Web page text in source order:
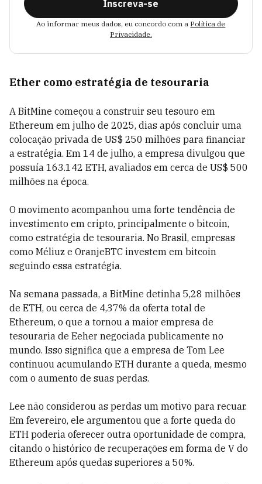
Inscreva-se
Ao informar meus dados, eu concordo com a Política de
Privacidade.
Ether como estratégia de tesouraria
A BitMine começou a construir seu tesouro em
Ethereum em julho de 2025, dias após concluir uma
colocação privada de US$ 250 milhões para financiar
a estratégia. Em 14 de julho, a empresa divulgou que
possuía 163.142 ETH, avaliados em cerca de US$ 500
milhões na época.
O movimento acompanhou uma forte tendência de
investimento em cripto, principalmente o bitcoin,
como estratégia de tesouraria. No Brasil, empresas
como Méliuz e OranjeBTC investem em bitcoin
seguindo essa estratégia.
Na semana passada, a BitMine detinha 5,28 milhões
de ETH, ou cerca de 4,37% da oferta total de
Ethereum, o que a tornou a maior empresa de
tesouraria de Eeher negociada publicamente no
mundo. Isso significa que a empresa de Tom Lee
continuou acumulando ETH durante a queda, mesmo
com o aumento de suas perdas.
Lee não considerou as perdas um motivo para recuar.
Em fevereiro, ele argumentou que a forte queda do
ETH poderia oferecer outra oportunidade de compra,
citando o histórico de recuperações em forma de V do
Ethereum após quedas superiores a 50%.